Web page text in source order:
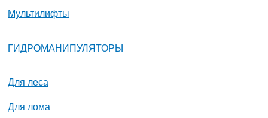
Мультилифты
ГИДРОМАНИПУЛЯТОРЫ
Для леса
Для лома